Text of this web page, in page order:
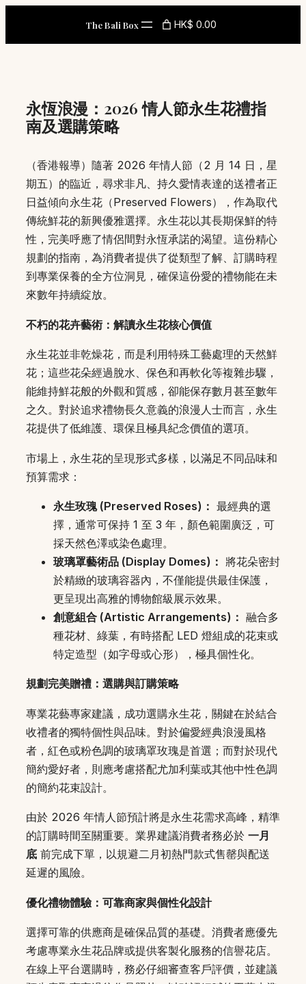
The Bali Box HK$ 0.00
永恆浪漫：2026 情人節永生花禮指
南及選購策略
（香港報導）隨著 2026 年情人節（2 月 14 日，星
期五）的臨近，尋求非凡、持久愛情表達的送禮者正
日益傾向永生花（Preserved Flowers），作為取代
傳統鮮花的新興優雅選擇。永生花以其長期保鮮的特
性，完美呼應了情侶間對永恆承諾的渴望。這份精心
規劃的指南，為消費者提供了從類型了解、訂購時程
到專業保養的全方位洞見，確保這份愛的禮物能在未
來數年持續綻放。
不朽的花卉藝術：解讀永生花核心價值
永生花並非乾燥花，而是利用特殊工藝處理的天然鮮
花；這些花朵經過脫水、保色和再軟化等複雜步驟，
能維持鮮花般的外觀和質感，卻能保存數月甚至數年
之久。對於追求禮物長久意義的浪漫人士而言，永生
花提供了低維護、環保且極具紀念價值的選項。
市場上，永生花的呈現形式多樣，以滿足不同品味和
預算需求：
永生玫瑰 (Preserved Roses)： 最經典的選
擇，通常可保持 1 至 3 年，顏色範圍廣泛，可
採天然色澤或染色處理。
玻璃罩藝術品 (Display Domes)： 將花朵密封
於精緻的玻璃容器內，不僅能提供最佳保護，
更呈現出高雅的博物館級展示效果。
創意組合 (Artistic Arrangements)： 融合多
種花材、綠葉，有時搭配 LED 燈組成的花束或
特定造型（如字母或心形），極具個性化。
規劃完美贈禮：選購與訂購策略
專業花藝專家建議，成功選購永生花，關鍵在於結合
收禮者的獨特個性與品味。對於偏愛經典浪漫風格
者，紅色或粉色調的玻璃罩玫瑰是首選；而對於現代
簡約愛好者，則應考慮搭配尤加利葉或其他中性色調
的簡約花束設計。
由於 2026 年情人節預計將是永生花需求高峰，精準
的訂購時間至關重要。業界建議消費者務必於 一月
底 前完成下單，以規避二月初熱門款式售罄與配送
延遲的風險。
優化禮物體驗：可靠商家與個性化設計
選擇可靠的供應商是確保品質的基礎。消費者應優先
考慮專業永生花品牌或提供客製化服務的信譽花店。
在線上平台選購時，務必仔細審查客戶評價，並建議